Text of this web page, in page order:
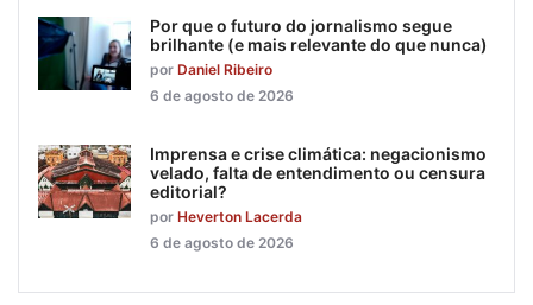
Por que o futuro do jornalismo segue
brilhante (e mais relevante do que nunca)
por Daniel Ribeiro
6 de agosto de 2026
Imprensa e crise climática: negacionismo
velado, falta de entendimento ou censura
editorial?
por Heverton Lacerda
6 de agosto de 2026